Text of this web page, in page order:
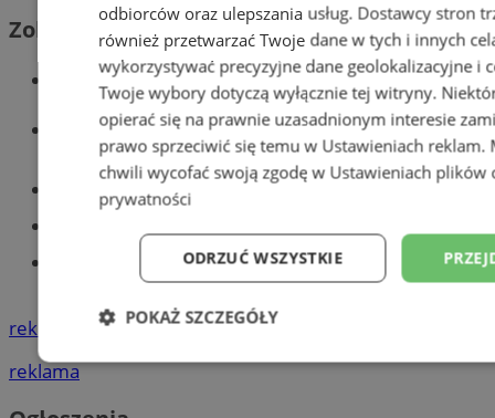
Zobacz również
Wiadomości kryminalne w Tychach
Wiadomości lokalne
Części samochodowe do -70%!
Znajdź pracę - codziennie nowe
ogłoszenia
reklama
reklama
odbiorców oraz ulepszania usług. Dostawcy stron
również przetwarzać Twoje dane w tych i innych
wykorzystywać precyzyjne dane geolokalizacyjne i
Twoje wybory dotyczą wyłącznie tej witryny.
opierać się na prawnie uzasadnionym interesie
prawo sprzeciwić się temu w Ustawieniach reklam.
chwili wycofać swoją zgodę w Ustawieniach plików
prywatności
ODRZUĆ WSZYSTKIE
POKAŻ SZCZEGÓŁY
Niezbędne Wydajność